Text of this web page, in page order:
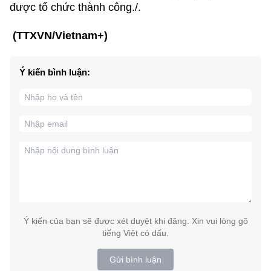
được tổ chức thành công./.
(TTXVN/Vietnam+)
Ý kiến bình luận:
Ý kiến của bạn sẽ được xét duyệt khi đăng. Xin vui lòng gõ
tiếng Việt có dấu.
Gửi bình luận